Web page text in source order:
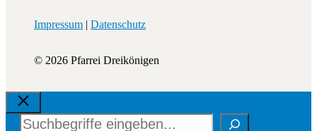
Impressum | Datenschutz
© 2026 Pfarrei Dreikönigen
Schliessen
Suchen